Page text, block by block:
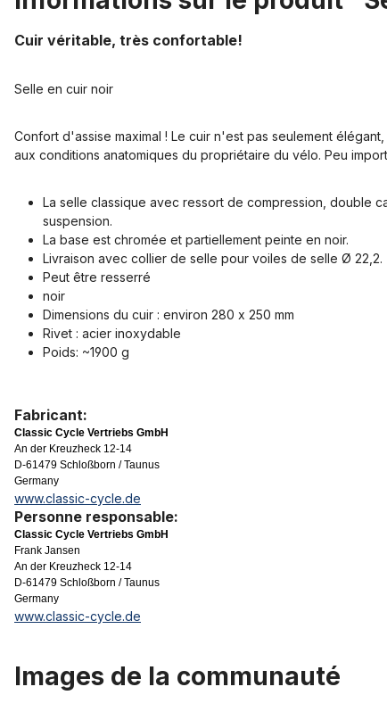
Cuir véritable, très confortable!
Selle en cuir noir
Confort d'assise maximal ! Le cuir n'est pas seulement
aux conditions anatomiques du propriétaire du vélo. Peu
La selle classique avec ressort de compression, double
suspension.
La base est chromée et partiellement peinte en noir.
Livraison avec collier de selle pour voiles de selle Ø 22,2.
Peut être resserré
noir
Dimensions du cuir : environ 280 x 250 mm
Rivet : acier inoxydable
Poids: ~1900 g
Fabricant:
Classic Cycle Vertriebs GmbH
An der Kreuzheck 12-14
D-61479 Schloßborn / Taunus
Germany
www.classic-cycle.de
Personne responsable:
Classic Cycle Vertriebs GmbH
Frank Jansen
An der Kreuzheck 12-14
D-61479 Schloßborn / Taunus
Germany
www.classic-cycle.de
Images de la communauté